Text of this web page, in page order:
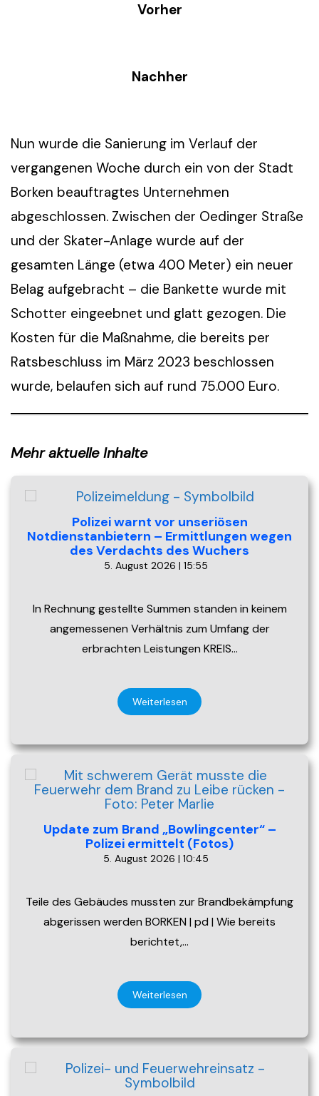
Vorher
Nachher
Nun wurde die Sanierung im Verlauf der
vergangenen Woche durch ein von der Stadt
Borken beauftragtes Unternehmen
abgeschlossen. Zwischen der Oedinger Straße
und der Skater-Anlage wurde auf der
gesamten Länge (etwa 400 Meter) ein neuer
Belag aufgebracht – die Bankette wurde mit
Schotter eingeebnet und glatt gezogen. Die
Kosten für die Maßnahme, die bereits per
Ratsbeschluss im März 2023 beschlossen
wurde, belaufen sich auf rund 75.000 Euro.
Mehr aktuelle Inhalte
Polizei warnt vor unseriösen
Notdienstanbietern – Ermittlungen wegen
des Verdachts des Wuchers
5. August 2026 | 15:55
In Rechnung gestellte Summen standen in keinem
angemessenen Verhältnis zum Umfang der
erbrachten Leistungen KREIS…
Weiterlesen
Update zum Brand „Bowlingcenter“ –
Polizei ermittelt (Fotos)
5. August 2026 | 10:45
Teile des Gebäudes mussten zur Brandbekämpfung
abgerissen werden BORKEN | pd | Wie bereits
berichtet,…
Weiterlesen